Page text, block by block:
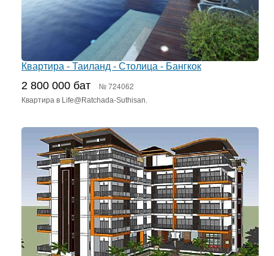
Квартира - Таиланд - Столица - Бангкок
2 800 000 бат № 724062
Квартира в Life@Ratchada-Suthisan.